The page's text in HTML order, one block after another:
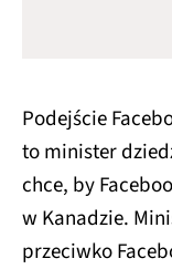
Podejście
to minister
chce, by
w Kanadzie.
przeciwko